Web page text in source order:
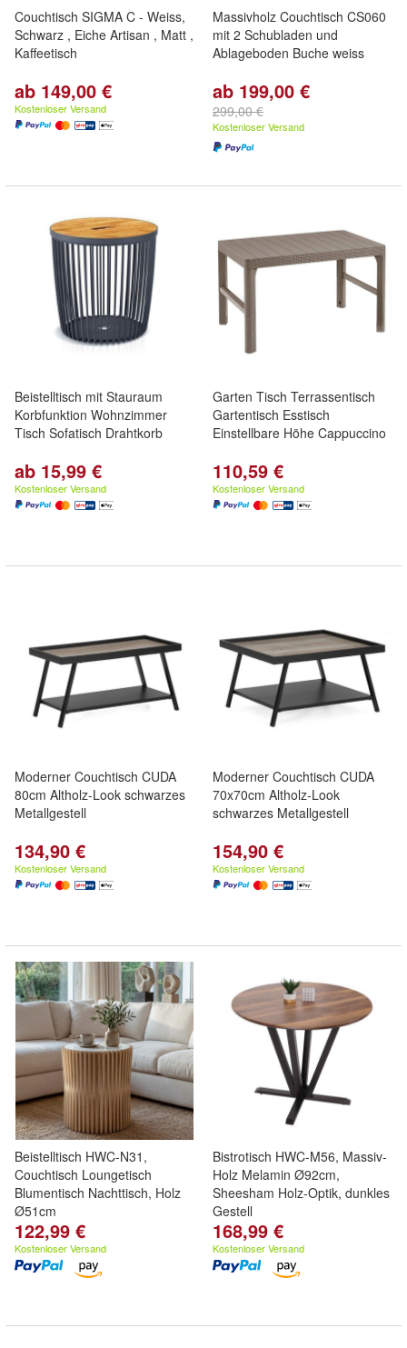
Couchtisch SIGMA C - Weiss,
Schwarz , Eiche Artisan , Matt ,
Kaffeetisch
ab 149,00 €
Kostenloser Versand
Massivholz Couchtisch CS060
mit 2 Schubladen und
Ablageboden Buche weiss
ab 199,00 €
299,00 €
Kostenloser Versand
Beistelltisch mit Stauraum
Korbfunktion Wohnzimmer
Tisch Sofatisch Drahtkorb
ab 15,99 €
Kostenloser Versand
Garten Tisch Terrassentisch
Gartentisch Esstisch
Einstellbare Höhe Cappuccino
110,59 €
Kostenloser Versand
Moderner Couchtisch CUDA
80cm Altholz-Look schwarzes
Metallgestell
134,90 €
Kostenloser Versand
Moderner Couchtisch CUDA
70x70cm Altholz-Look
schwarzes Metallgestell
154,90 €
Kostenloser Versand
Beistelltisch HWC-N31,
Couchtisch Loungetisch
Blumentisch Nachttisch, Holz
Ø51cm
122,99 €
Kostenloser Versand
Bistrotisch HWC-M56, Massiv-
Holz Melamin Ø92cm,
Sheesham Holz-Optik, dunkles
Gestell
168,99 €
Kostenloser Versand